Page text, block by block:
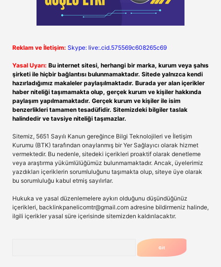
Reklam ve İletişim: Skype: live:.cid.575569c608265c69
Yasal Uyarı: Bu internet sitesi, herhangi bir marka, kurum veya şahıs
şirketi ile hiçbir bağlantısı bulunmamaktadır. Sitede yalnızca kendi
hazırladığımız makaleler paylaşılmaktadır. Burada yer alan içerikler
haber niteliği taşımamakta olup, gerçek kurum ve kişiler hakkında
paylaşım yapılmamaktadır. Gerçek kurum ve kişiler ile isim
benzerlikleri tamamen tesadüfidir. Sitemizdeki bilgiler taslak
halindedir ve tavsiye niteliği taşımazlar.
Sitemiz, 5651 Sayılı Kanun gereğince Bilgi Teknolojileri ve İletişim
Kurumu (BTK) tarafından onaylanmış bir Yer Sağlayıcı olarak hizmet
vermektedir. Bu nedenle, sitedeki içerikleri proaktif olarak denetleme
veya araştırma yükümlülüğümüz bulunmamaktadır. Ancak, üyelerimiz
yazdıkları içeriklerin sorumluluğunu taşımakta olup, siteye üye olarak
bu sorumluluğu kabul etmiş sayılırlar.
Hukuka ve yasal düzenlemelere aykırı olduğunu düşündüğünüz
içerikleri, backlinkpanelicomtr@gmail.com adresine bildirmeniz halinde,
ilgili içerikler yasal süre içerisinde sitemizden kaldırılacaktır.